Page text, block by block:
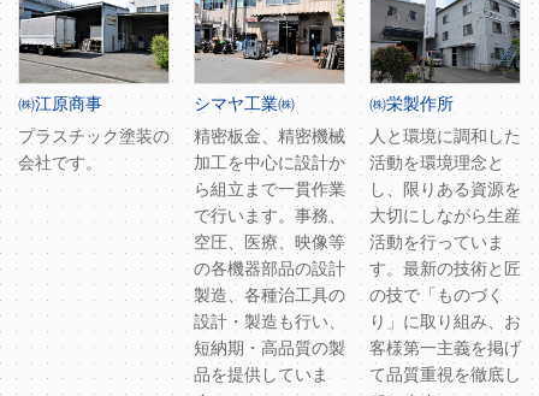
㈱江原商事
プラスチック塗装の
会社です。
シマヤ工業㈱
精密板金、精密機械
加工を中心に設計か
ら組立まで一貫作業
で行います。事務、
空圧、医療、映像等
の各機器部品の設計
製造、各種治工具の
設計・製造も行い、
短納期・高品質の製
品を提供していま
㈱栄製作所
人と環境に調和した
活動を環境理念と
し、限りある資源を
大切にしながら生産
活動を行っていま
す。最新の技術と匠
の技で「ものづく
り」に取り組み、お
客様第一主義を掲げ
て品質重視を徹底し